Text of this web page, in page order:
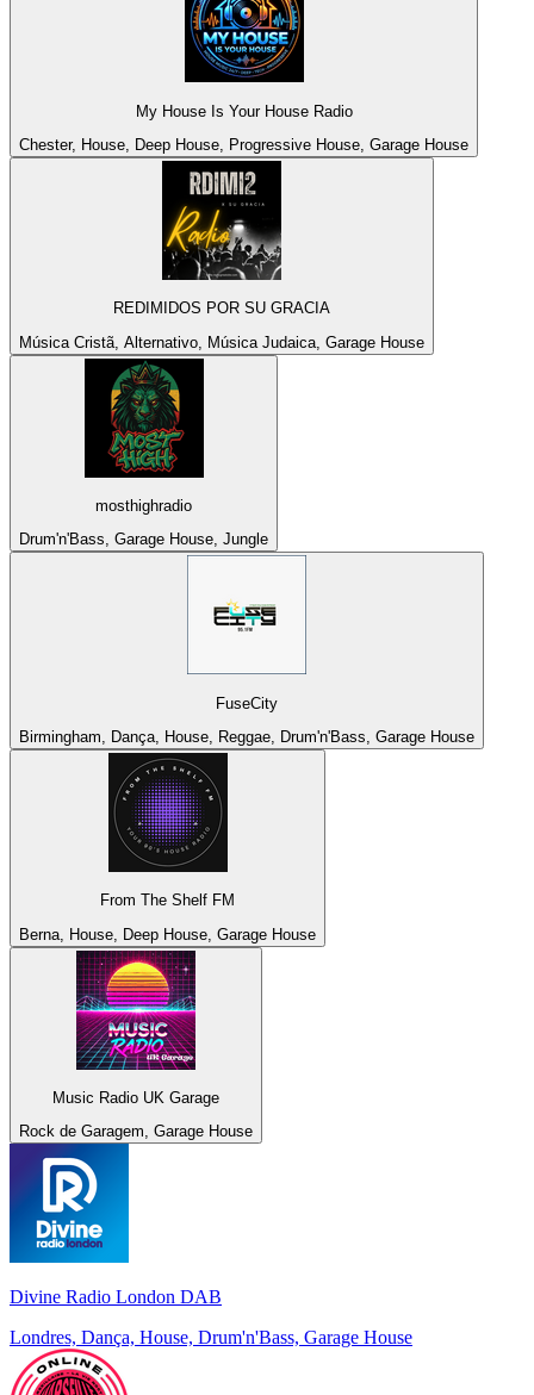
My House Is Your House Radio
Chester, House, Deep House, Progressive House, Garage House
REDIMIDOS POR SU GRACIA
Música Cristã, Alternativo, Música Judaica, Garage House
mosthighradio
Drum'n'Bass, Garage House, Jungle
FuseCity
Birmingham, Dança, House, Reggae, Drum'n'Bass, Garage House
From The Shelf FM
Berna, House, Deep House, Garage House
Music Radio UK Garage
Rock de Garagem, Garage House
Divine Radio London DAB
Londres, Dança, House, Drum'n'Bass, Garage House